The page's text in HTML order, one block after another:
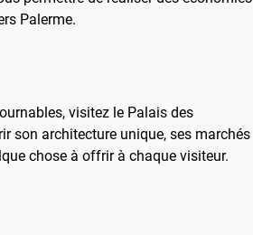
Palerme.
visitez le Palais des
son architecture unique, ses marchés
chose à offrir à chaque visiteur.